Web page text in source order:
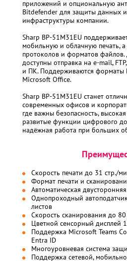
приложений и опциональную
Bitdefender для защиты данных и
инфраструктуры компании.
Sharp BP-51M31EU
мобильную и облачную печать,
протоколов и форматов файлов.
доступны отправка на e-mail,
и ПК. Поддерживаются форматы
Microsoft Office.
Sharp BP-51M31EU станет
современных офисов и
где важны безопасность,
развитые функции цифрового
надёжная работа при больших
Скорость печати до 31 стр./
Формат печати и
Автоматическая
Однопроходный
листов
Скорость сканирования до
Цветной сенсорный дисплей
Поддержка Microsoft Teams
Entra ID
Многоуровневая система
Поддержка сетевой,